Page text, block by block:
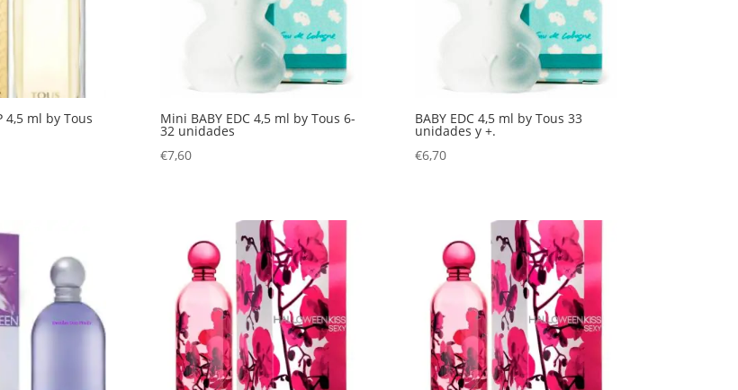
4,5 ml by Tous Mini BABY EDC 4,5 ml by Tous 6-
32 unidades
€7,60
BABY EDC 4,5 ml by Tous 33
unidades y +.
€6,70